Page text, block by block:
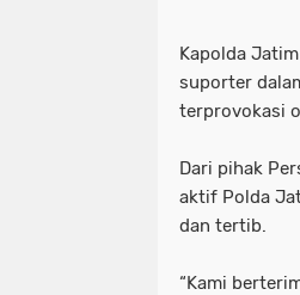
Kapolda
suporter
terprovokasi
Dari pihak
aktif Polda
dan tertib.
“Kami